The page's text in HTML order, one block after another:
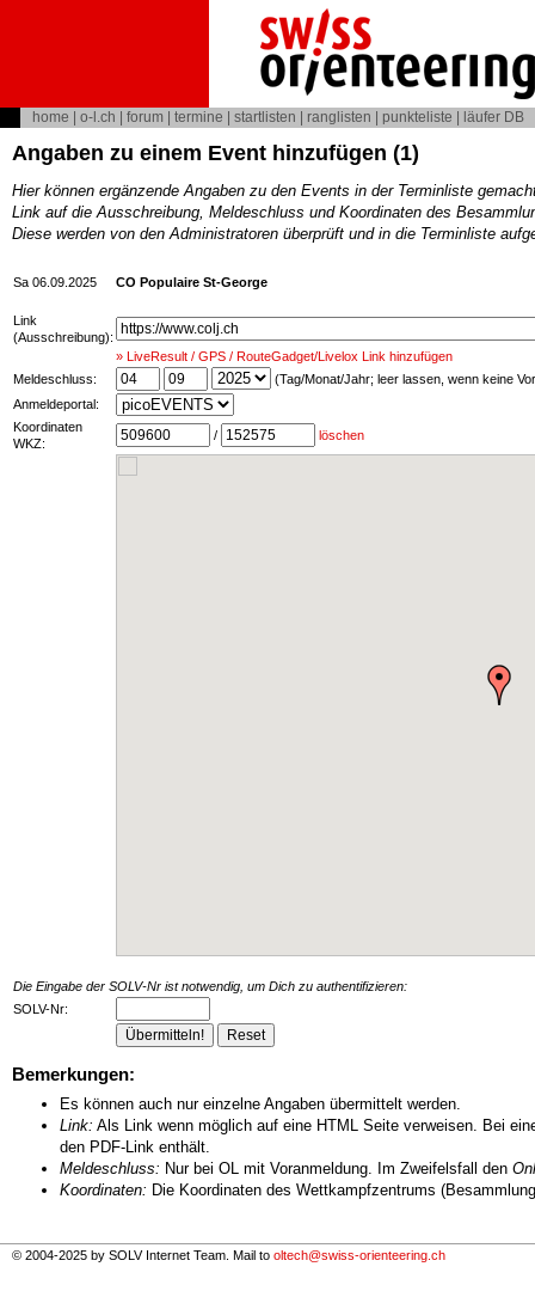
home o-l.ch forum termine startlisten ranglisten punkteliste läufer DB
Angaben zu einem Event hinzufügen (1)
Hier können ergänzende Angaben zu den Events in der Terminliste
Link auf die Ausschreibung, Meldeschluss und Koordinaten des
Diese werden von den Administratoren überprüft und in die Terminliste
Sa 06.09.2025 CO Populaire St-George
Link
(Ausschreibung):
» LiveResult / GPS / RouteGadget/Livelox Link hinzufügen
Meldeschluss:
(Tag/Monat/Jahr; leer lassen, wenn keine
Anmeldeportal:
Koordinaten
WKZ:
/ löschen
Die Eingabe der SOLV-Nr ist notwendig, um Dich zu authentifizieren:
SOLV-Nr:
Bemerkungen:
Es können auch nur einzelne Angaben übermittelt werden.
Link: Als Link wenn möglich auf eine HTML Seite verweisen. Bei
den PDF-Link enthält.
Meldeschluss: Nur bei OL mit Voranmeldung. Im Zweifelsfall den
Koordinaten: Die Koordinaten des Wettkampfzentrums
© 2004-2025 by SOLV Internet Team. Mail to oltech@swiss-orienteering.ch